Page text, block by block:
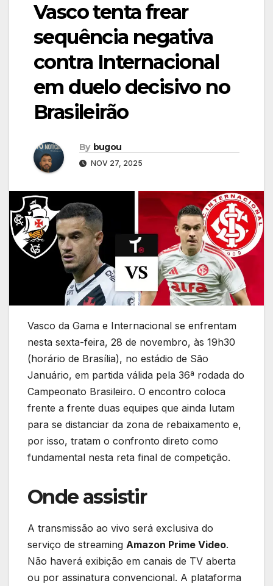
Vasco tenta frear
sequência negativa
contra Internacional
em duelo decisivo no
Brasileirão
By bugou
NOV 27, 2025
Vasco da Gama e Internacional se enfrentam
nesta sexta-feira, 28 de novembro, às 19h30
(horário de Brasília), no estádio de São
Januário, em partida válida pela 36ª rodada do
Campeonato Brasileiro. O encontro coloca
frente a frente duas equipes que ainda lutam
para se distanciar da zona de rebaixamento e,
por isso, tratam o confronto direto como
fundamental nesta reta final de competição.
Onde assistir
A transmissão ao vivo será exclusiva do
serviço de streaming Amazon Prime Video.
Não haverá exibição em canais de TV aberta
ou por assinatura convencional. A plataforma